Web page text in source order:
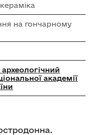
на гончарному
академії